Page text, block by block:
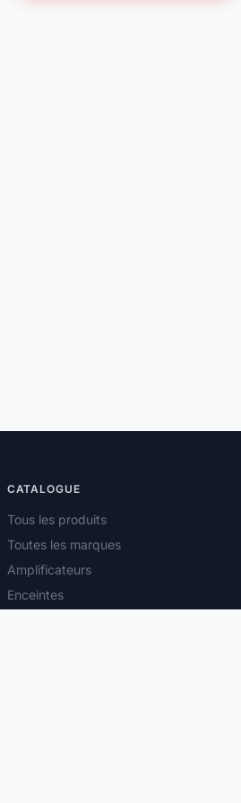
CATALOGUE
Tous les produits
Toutes les marques
Amplificateurs
Enceintes